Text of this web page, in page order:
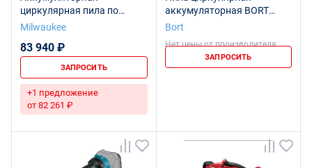
циркулярная пила по
металлу M18 FMCS-502X
Milwaukee
83 940 ₽
ЗАПРОСИТЬ
+1 предложение
от 82 261 ₽
аккумуляторная BORT
BHK-18Li-125 Solo (без АКБ
Bort
Нет цены от производителя
ЗАПРОСИТЬ